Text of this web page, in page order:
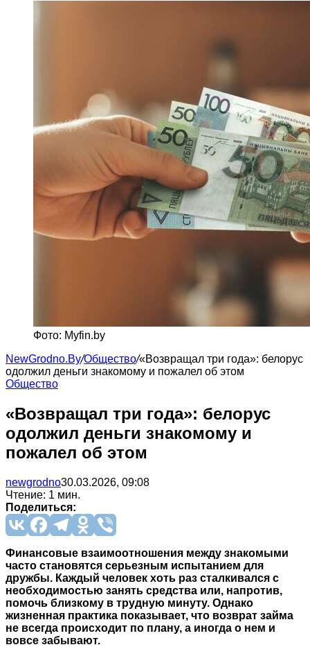
Фото: Myfin.by
NewGrodno.By/Общество/«Возвращал три года»: белорус
одолжил деньги знакомому и пожалел об этом
Общество
«Возвращал три года»: белорус
одолжил деньги знакомому и
пожалел об этом
newgrodno30.03.2026, 09:08
Чтение: 1 мин.
Поделиться:
Финансовые взаимоотношения между знакомыми
часто становятся серьезным испытанием для
дружбы. Каждый человек хоть раз сталкивался с
необходимостью занять средства или, напротив,
помочь близкому в трудную минуту. Однако
жизненная практика показывает, что возврат займа
не всегда происходит по плану, а иногда о нем и
вовсе забывают.